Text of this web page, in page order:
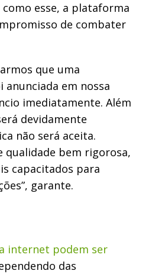
esse, a plataforma
de combater
que uma
em nossa
imediatamente. Além
devidamente
não será aceita.
qualidade bem rigorosa,
capacitados para
garante.
internet podem ser
das